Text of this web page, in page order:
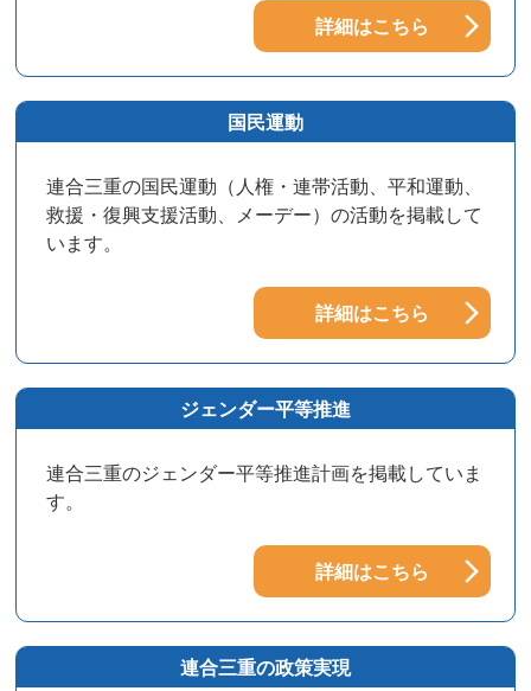
詳細はこちら
国民運動
連合三重の国民運動（人権・連帯活動、平和運動、
救援・復興支援活動、メーデー）の活動を掲載して
います。
詳細はこちら
ジェンダー平等推進
連合三重のジェンダー平等推進計画を掲載していま
す。
詳細はこちら
連合三重の政策実現